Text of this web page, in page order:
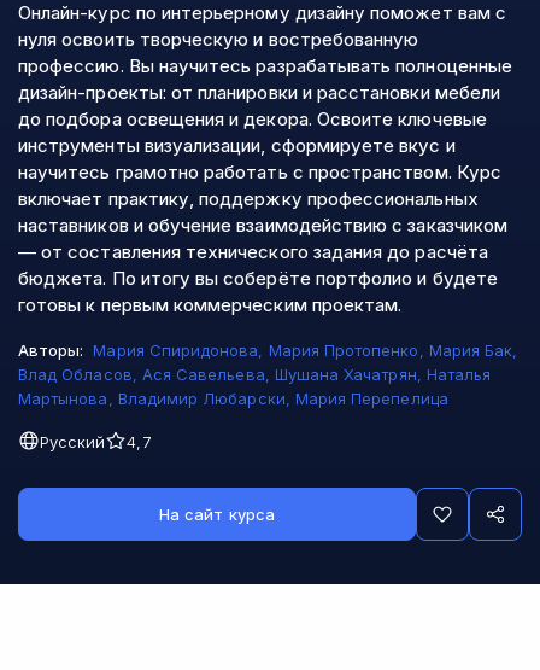
Онлайн-курс по интерьерному дизайну поможет вам с
нуля освоить творческую и востребованную
профессию. Вы научитесь разрабатывать полноценные
дизайн-проекты: от планировки и расстановки мебели
до подбора освещения и декора. Освоите ключевые
инструменты визуализации, сформируете вкус и
научитесь грамотно работать с пространством. Курс
включает практику, поддержку профессиональных
наставников и обучение взаимодействию с заказчиком
— от составления технического задания до расчёта
бюджета. По итогу вы соберёте портфолио и будете
готовы к первым коммерческим проектам.
Авторы: Мария Спиридонова Мария Протопенко Мария Бак
Влад Обласов
Ася Савельева Шушана Хачатрян
Наталья
Мартынова
Владимир Любарски Мария Перепелица
Русский 4,7
На сайт курса